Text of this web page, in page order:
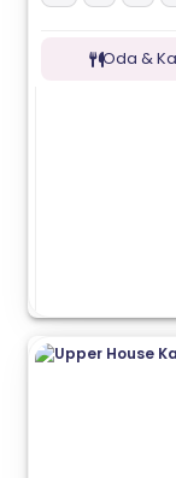
Oda &